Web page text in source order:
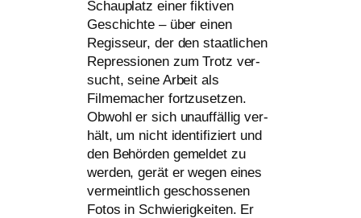
Schauplatz einer fik­ti­ven
Geschichte – über einen
Regisseur, der den staat­li­chen
Repressionen zum Trotz ver­
sucht, sei­ne Arbeit als
Filmemacher fort­zu­set­zen.
Obwohl er sich unauf­fäl­lig ver­
hält, um nicht iden­ti­fi­ziert und
den Behörden gemel­det zu
wer­den, gerät er wegen eines
ver­meint­lich geschos­se­nen
Fotos in Schwierigkeiten. Er